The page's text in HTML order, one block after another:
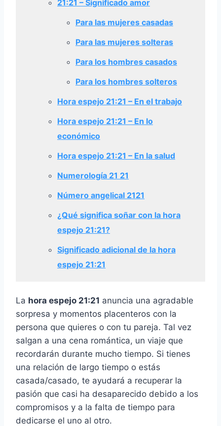
21:21 – Significado amor
Para las mujeres casadas
Para las mujeres solteras
Para los hombres casados
Para los hombres solteros
Hora espejo 21:21 – En el trabajo
Hora espejo 21:21 – En lo
económico
Hora espejo 21:21 – En la salud
Numerología 21 21
Número angelical 2121
¿Qué significa soñar con la hora
espejo 21:21?
Significado adicional de la hora
espejo 21:21
La hora espejo 21:21 anuncia una agradable
sorpresa y momentos placenteros con la
persona que quieres o con tu pareja. Tal vez
salgan a una cena romántica, un viaje que
recordarán durante mucho tiempo. Si tienes
una relación de largo tiempo o estás
casada/casado, te ayudará a recuperar la
pasión que casi ha desaparecido debido a los
compromisos y a la falta de tiempo para
dedicarse el uno al otro.